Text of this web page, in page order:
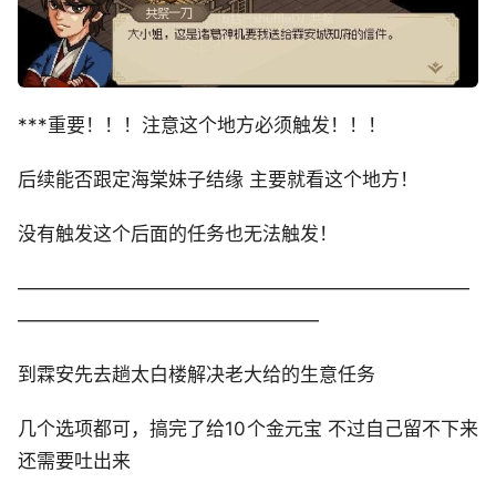
***重要！！！注意这个地方必须触发！！！
后续能否跟定海棠妹子结缘 主要就看这个地方！
没有触发这个后面的任务也无法触发！
————————————————————————
————————————————
到霖安先去趟太白楼解决老大给的生意任务
几个选项都可，搞完了给10个金元宝 不过自己留不下来
还需要吐出来